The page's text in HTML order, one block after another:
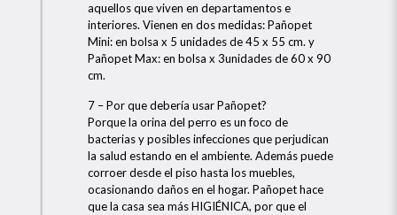
aquellos que viven en departamentos e
interiores. Vienen en dos medidas: Pañopet
Mini: en bolsa x 5 unidades de 45 x 55 cm. y
Pañopet Max: en bolsa x 3unidades de 60 x 90
cm.
7 – Por que debería usar Pañopet?
Porque la orina del perro es un foco de
bacterias y posibles infecciones que perjudican
la salud estando en el ambiente. Además puede
corroer desde el piso hasta los muebles,
ocasionando daños en el hogar. Pañopet hace
que la casa sea más HIGIÉNICA, por que el